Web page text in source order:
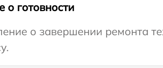
готовности
о завершении ремонта